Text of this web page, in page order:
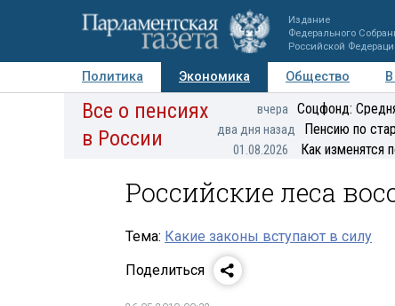
Издание
Федерального
Российской
Политика Экономика Общество
Авторы Персоны Мнения Регионы
Все о пенсиях
в России
вчера Соцфонд:
два дня назад Пенсию по
01.08.2026 Как изменятся
Российские леса
Тема: Какие законы вступают в силу
Поделиться